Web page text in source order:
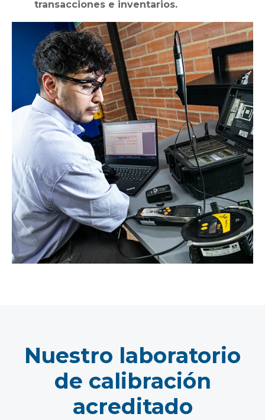
transacciones e inventarios.
Nuestro laboratorio
de calibración
acreditado